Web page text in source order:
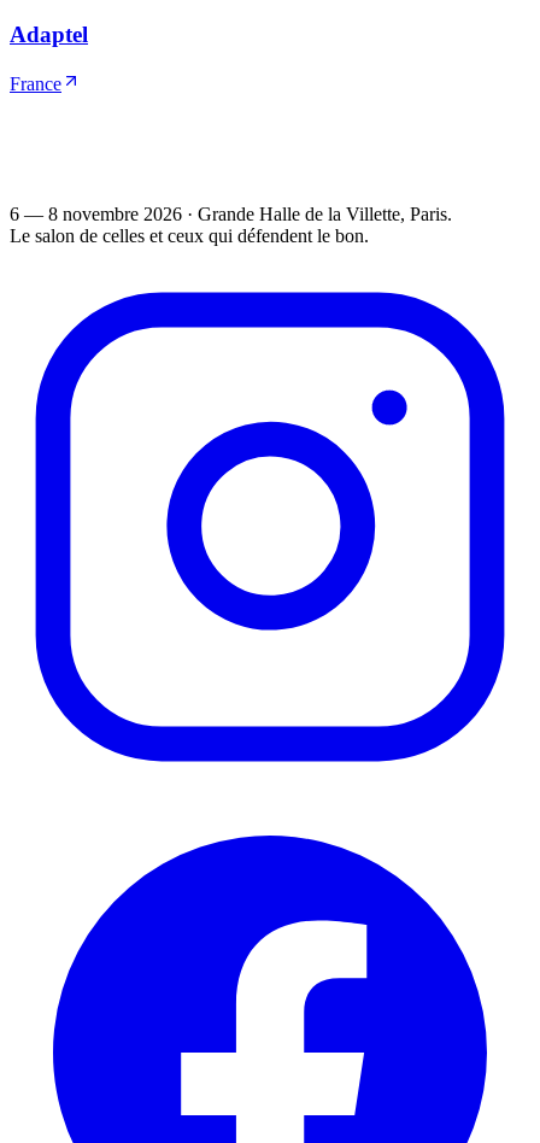
Adaptel
France
6 — 8 novembre 2026 · Grande Halle de la Villette, Paris.
Le salon de celles et ceux qui défendent le bon.